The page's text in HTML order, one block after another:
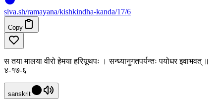
siva.sh/ramayana/kishkindha-kanda/17/6
Copy
स तया मालया वीरो हेमया हरियूथपः । सन्ध्यानुगतपर्यन्तः पयोधर इवाभवत् ॥
४-१७-६
sanskrit